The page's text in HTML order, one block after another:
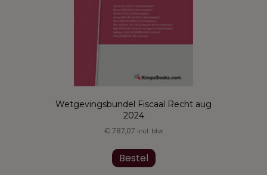
Wetgevingsbundel Fiscaal Recht aug
2024
€ 787,07 incl. btw
Bestel product
heeft